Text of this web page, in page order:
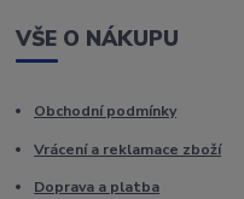
VŠE O NÁKUPU
Obchodní podmínky
Vrácení a reklamace zboží
Doprava a platba